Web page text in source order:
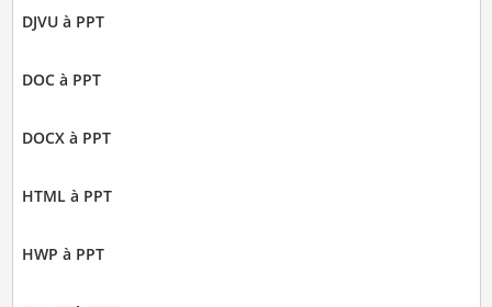
DJVU à PPT
DOC à PPT
DOCX à PPT
HTML à PPT
HWP à PPT